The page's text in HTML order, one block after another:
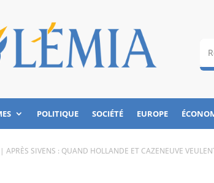
POLITIQUE SOCIÉTÉ EUROPE
|APRÈS SIVENS : QUAND HOLLANDE ET CAZENEUVE